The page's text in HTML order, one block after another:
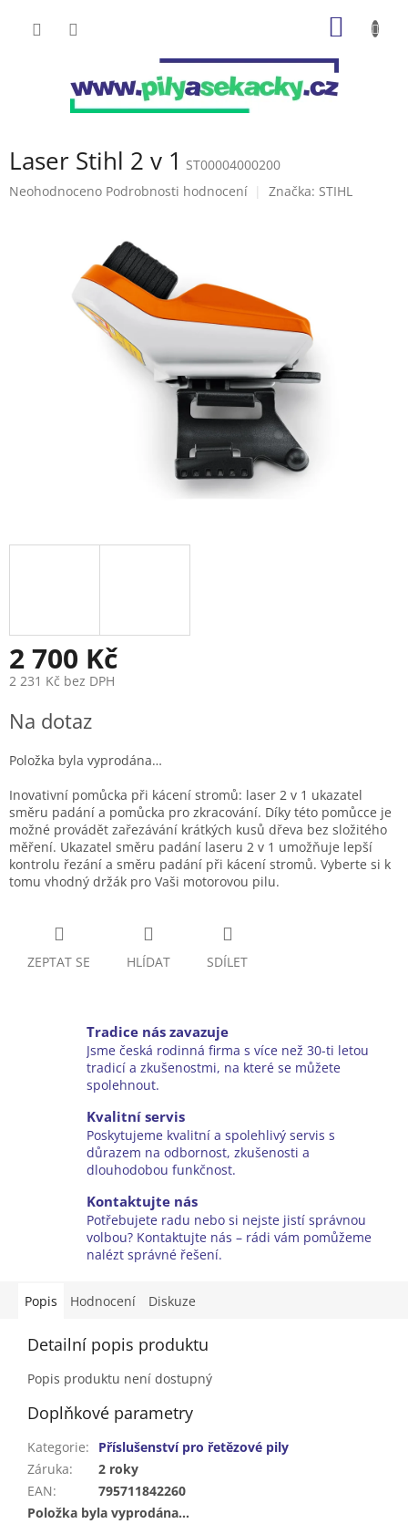
Laser Stihl 2 v 1 ST00004000200
Průměrné
Neohodnoceno Podrobnosti hodnocení Značka: STIHL
2 700 Kč
2 231 Kč bez DPH
cena:
Na dotaz
Položka byla vyprodána…
Inovativní pomůcka při kácení stromů: laser 2 v 1 ukazatel
směru padání a pomůcka pro zkracování. Díky této pomůcce je
možné provádět zařezávání krátkých kusů dřeva bez složitého
měření. Ukazatel směru padání laseru 2 v 1 umožňuje lepší
kontrolu řezání a směru padání při kácení stromů. Vyberte si k
tomu vhodný držák pro Vaši motorovou pilu.
ZEPTAT SE HLÍDAT SDÍLET
Tradice nás zavazuje
Jsme česká rodinná firma s více než 30-ti letou
tradicí a zkušenostmi, na které se můžete
spolehnout.
Kvalitní servis
Poskytujeme kvalitní a spolehlivý servis s
důrazem na odbornost, zkušenosti a
dlouhodobou funkčnost.
Kontaktujte nás
Potřebujete radu nebo si nejste jistí správnou
volbou? Kontaktujte nás – rádi vám pomůžeme
nalézt správné řešení.
Popis Hodnocení Diskuze
Detailní popis produktu
Popis produktu není dostupný
Doplňkové parametry
Kategorie:
Příslušenství pro řetězové pily
Záruka:
2 roky
EAN:
795711842260
Položka byla vyprodána…